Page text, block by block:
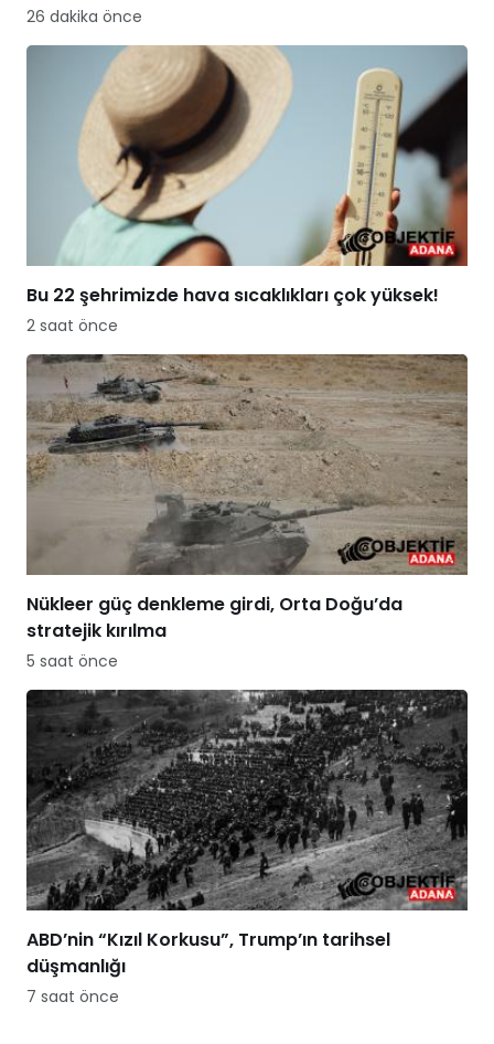
26 dakika önce
Bu 22 şehrimizde hava sıcaklıkları çok yüksek!
2 saat önce
Nükleer güç denkleme girdi, Orta Doğu’da
stratejik kırılma
5 saat önce
ABD’nin “Kızıl Korkusu”, Trump’ın tarihsel
düşmanlığı
7 saat önce